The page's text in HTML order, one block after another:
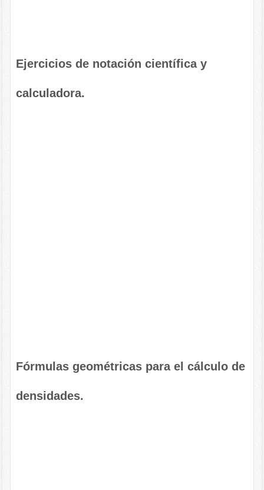
Ejercicios de notación científica y
calculadora.
Fórmulas geométricas para el cálculo de
densidades.